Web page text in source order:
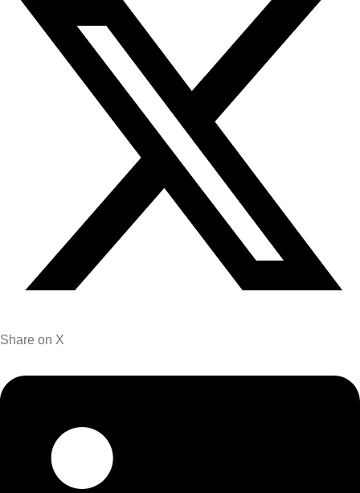
Share on X